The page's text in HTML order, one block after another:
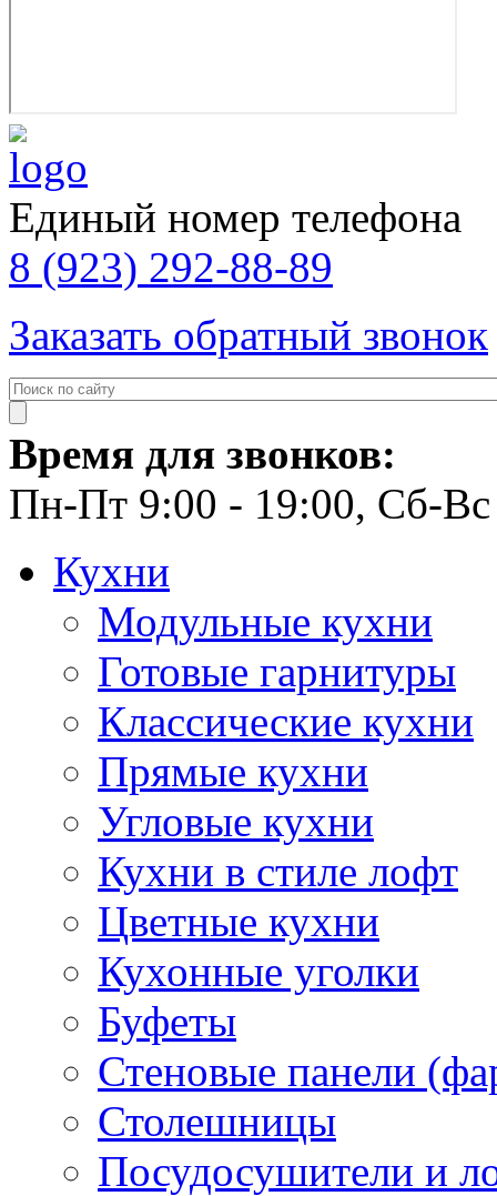
Единый номер телефона
8 (923) 292-88-89
Заказать обратный звонок
Время для звонков:
Пн-Пт 9:00 - 19:00, Сб-Вс
Кухни
Модульные кухни
Готовые гарнитуры
Классические кухни
Прямые кухни
Угловые кухни
Кухни в стиле лофт
Цветные кухни
Кухонные уголки
Буфеты
Стеновые панели
Столешницы
Посудосушители и